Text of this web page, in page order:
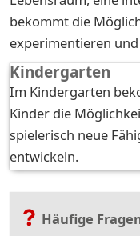
bekommt die
experimentieren
Kindergarten
Im Kindergarten
Kinder die
spielerisch neue
entwickeln.
Häufige